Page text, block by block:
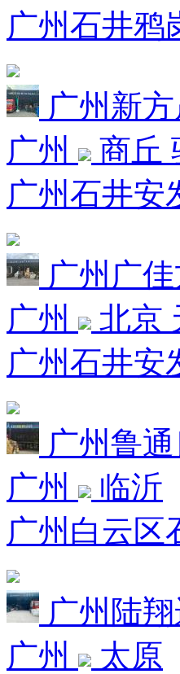
广州石井鸦
广州新
广州
商丘
广州石井安
广州广
广州
北京
广州石井安
广州鲁
广州
临沂
广州白云区
广州陆
广州
太原